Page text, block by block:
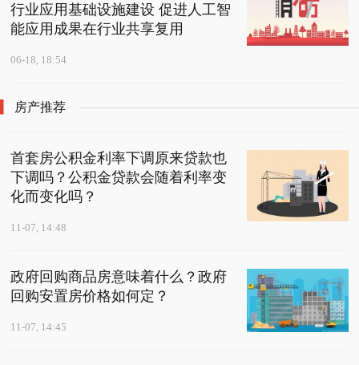
行业应用基础设施建设 促进人工智
能应用成果在行业共享复用
06-18, 18:54
房产推荐
首套房公积金利率下调原来贷款也
下调吗？公积金贷款会随着利率变
化而变化吗？
11-07, 14:48
政府回购商品房意味着什么？政府
回购安置房价格如何定？
11-07, 14:45